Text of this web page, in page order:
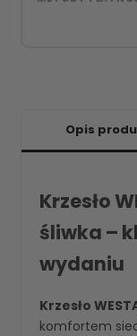
Opis
Krzesło
śliwka –
wydaniu
Krzesło
komfortem